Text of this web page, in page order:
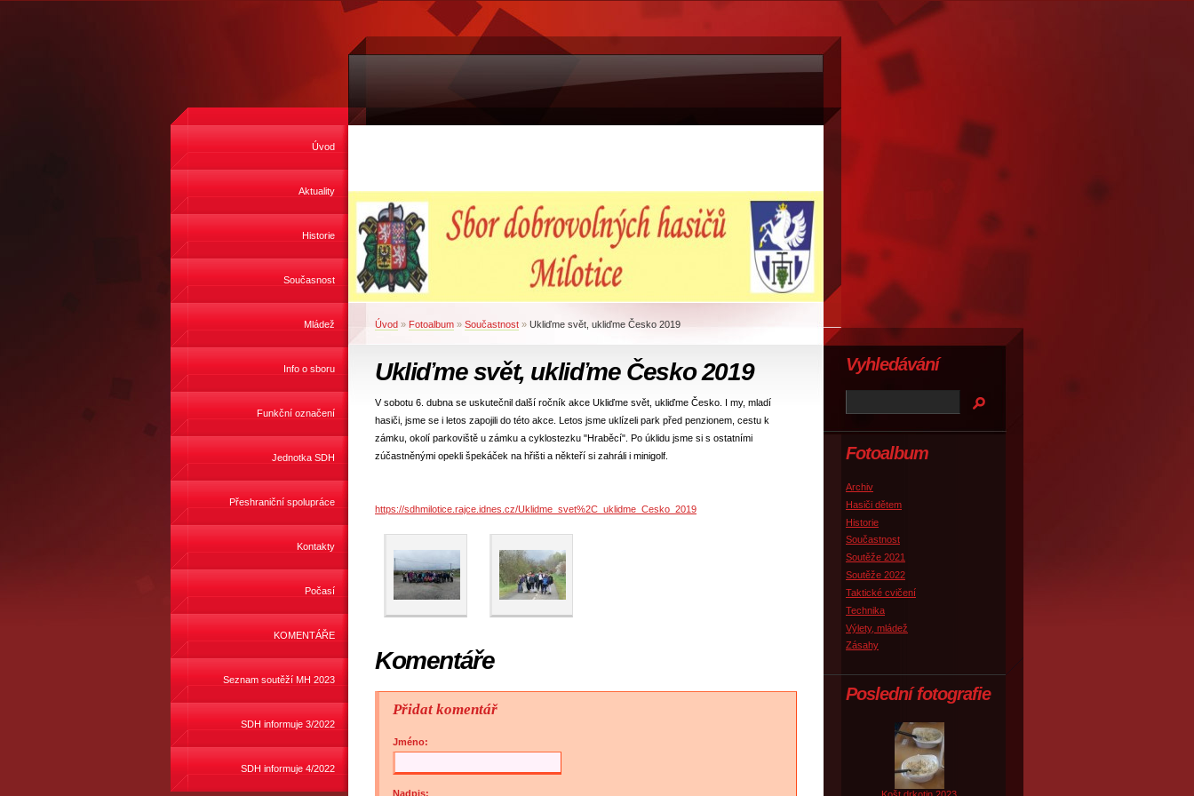
Úvod
Aktuality
Historie
Současnost
Mládež
Info o sboru
Funkční označení
Jednotka SDH
Přeshraniční spolupráce
Kontakty
Počasí
KOMENTÁŘE
Seznam soutěží MH 2023
SDH informuje 3/2022
SDH informuje 4/2022
Úvod » Fotoalbum » Součastnost » Ukliďme svět, ukliďme Česko 2019
Ukliďme svět, ukliďme Česko 2019
V sobotu 6. dubna se uskutečnil další ročník akce Ukliďme svět, ukliďme Česko. I my, mladí
hasiči, jsme se i letos zapojili do této akce. Letos jsme uklízeli park před penzionem, cestu k
zámku, okolí parkoviště u zámku a cyklostezku "Hraběcí". Po úklidu jsme si s ostatními
zúčastněnými opekli špekáček na hřišti a někteří si zahráli i minigolf.
https://sdhmilotice.rajce.idnes.cz/Uklidme_svet%2C_uklidme_Cesko_2019
Komentáře
Přidat komentář
Jméno:
Nadpis:
Fotoalbum
Archiv
Hasiči dětem
Historie
Součastnost
Soutěže 2021
Soutěže 2022
Taktické cvičení
Technika
Výlety, mládež
Zásahy
Poslední fotografie
Vyhledávání